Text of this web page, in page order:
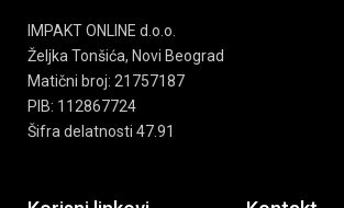
IMPAKT ONLINE d.o.o.
Željka Tonšića, Novi Beograd
Matični broj: 21757187
PIB: 112867724
Šifra delatnosti 47.91